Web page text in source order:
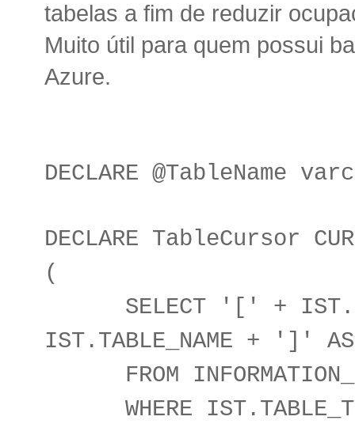
tabelas a fim de reduzir
Muito útil para quem possui
Azure.
DECLARE @TableName
DECLARE TableCursor
(
SELECT '[' +
IST.TABLE_NAME + ']'
FROM
WHERE